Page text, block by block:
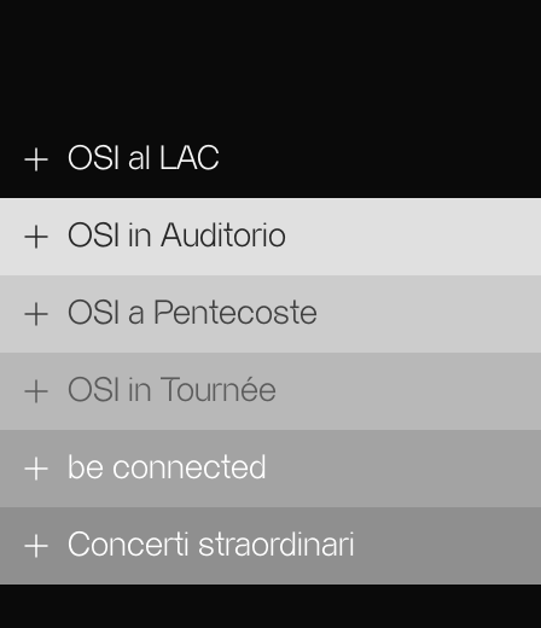
OSI al LAC
OSI in Auditorio
OSI a Pentecoste
OSI in Tournée
be connected
Concerti straordinari